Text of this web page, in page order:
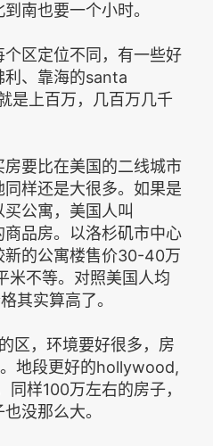
南也要一个小时。
区定位不同，有一些好
利、靠海的santa
是上百万，几百万几千
要比在美国的二线城市
样还是大很多。如果是
公寓，美国人叫
品房。以洛杉矶市中心
新的公寓楼售价30-40万
米不等。对照美国人均
其实算高了。
区，环境要好很多，房
地段更好的hollywood,
样100万左右的房子，
没那么大。